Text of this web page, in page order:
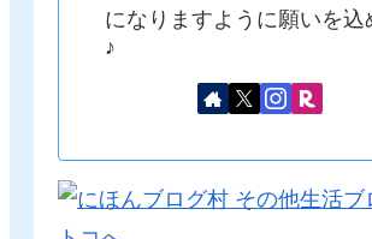
になりますように願いを込
♪